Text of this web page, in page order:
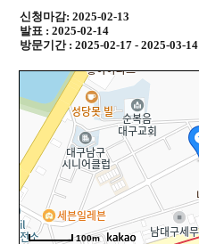
신청마감: 2025-02-13
발표 : 2025-02-14
방문기간 : 2025-02-17 - 2025-03-14
100m